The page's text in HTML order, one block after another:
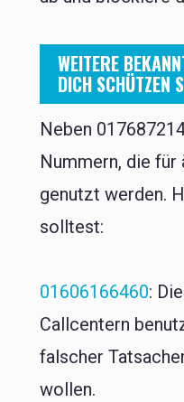
WEITERE
DICH SCHÜTZEN
Neben
Nummern, die
genutzt werden.
solltest:
01606166460:
Callcentern
falscher
wollen.